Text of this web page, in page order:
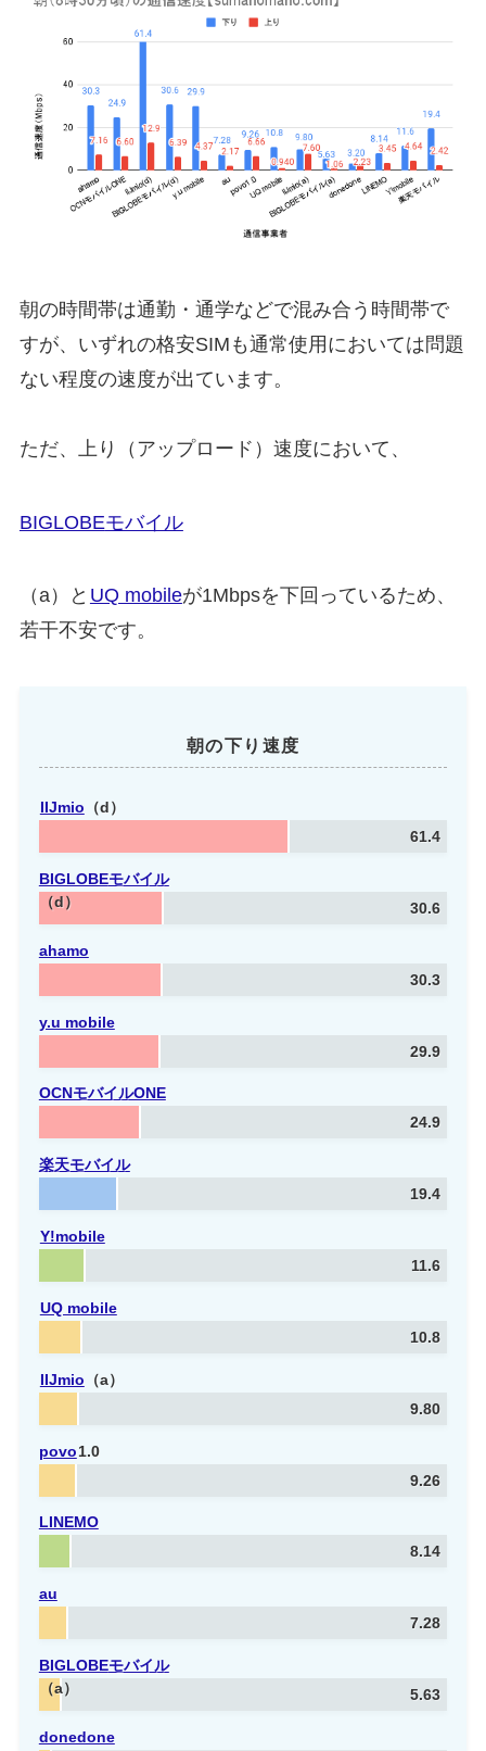
朝の時間帯は通勤・通学などで混み合う時間帯で
すが、いずれの格安SIMも通常使用においては問題
ない程度の速度が出ています。
ただ、上り（アップロード）速度において、
BIGLOBEモバイル
（a）と UQ mobileが1Mbpsを下回っているため、
若干不安です。
朝の下り速度
IIJmio （d）
61.4
BIGLOBEモバイル
（d）
30.6
ahamo
30.3
y.u mobile
29.9
OCNモバイルONE
24.9
楽天モバイル
19.4
Y!mobile
11.6
UQ mobile
10.8
IIJmio （a）
9.80
povo1.0
9.26
LINEMO
8.14
au
7.28
BIGLOBEモバイル
（a）
5.63
donedone